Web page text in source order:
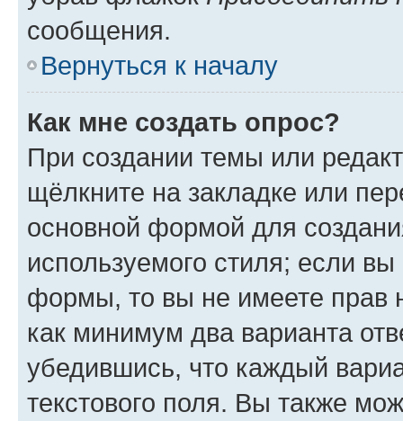
сообщения.
Вернуться к началу
Как мне создать опрос?
При создании темы или
щёлкните на закладке или
основной формой для
используемого стиля; если
формы, то вы не имеете прав
как минимум два варианта
убедившись, что каждый
текстового поля. Вы также